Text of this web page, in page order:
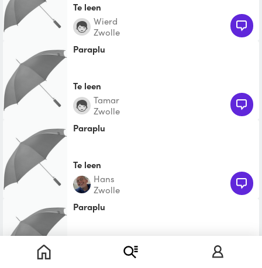
Te leen
Wierd
Zwolle
Paraplu
Te leen
Tamar
Zwolle
paraplu
Te leen
Hans
Zwolle
Paraplu